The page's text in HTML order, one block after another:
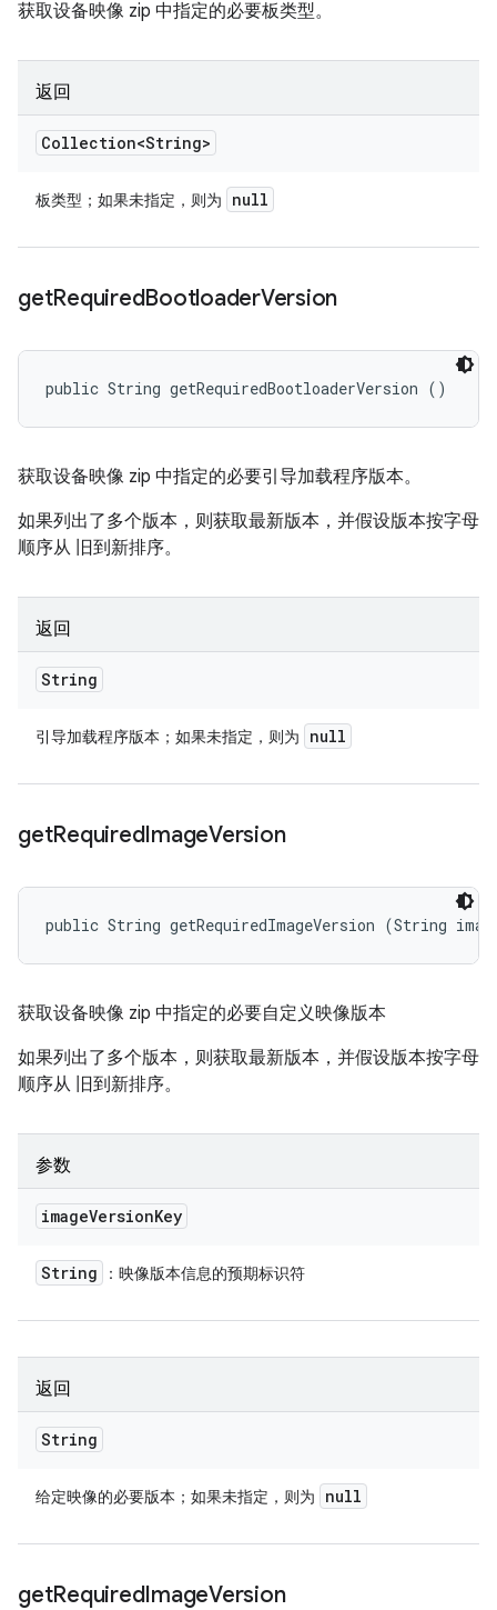
获取设备映像 zip 中指定的必要板类型。
返回
Collection<String>
板类型；如果未指定，则为 null
getRequiredBootloaderVersion
public String getRequiredBootloaderVersion ()
获取设备映像 zip 中指定的必要引导加载程序版本。
如果列出了多个版本，则获取最新版本，并假设版本按字母
顺序从 旧到新排序。
返回
String
引导加载程序版本；如果未指定，则为 null
getRequiredImageVersion
public String getRequiredImageVersion (String
获取设备映像 zip 中指定的必要自定义映像版本
如果列出了多个版本，则获取最新版本，并假设版本按字母
顺序从 旧到新排序。
参数
imageVersionKey
String ：映像版本信息的预期标识符
返回
String
给定映像的必要版本；如果未指定，则为 null
getRequiredImageVersion